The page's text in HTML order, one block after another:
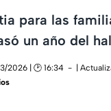
para las
un año del
2026 | 🕑 16:34
|